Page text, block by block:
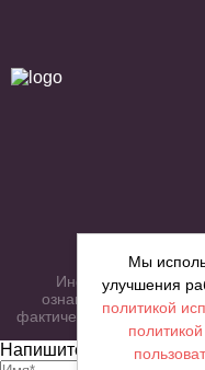
Информация о
ознакомленияя.
фактических
Напишите нам
Мы
улучшения
политикой